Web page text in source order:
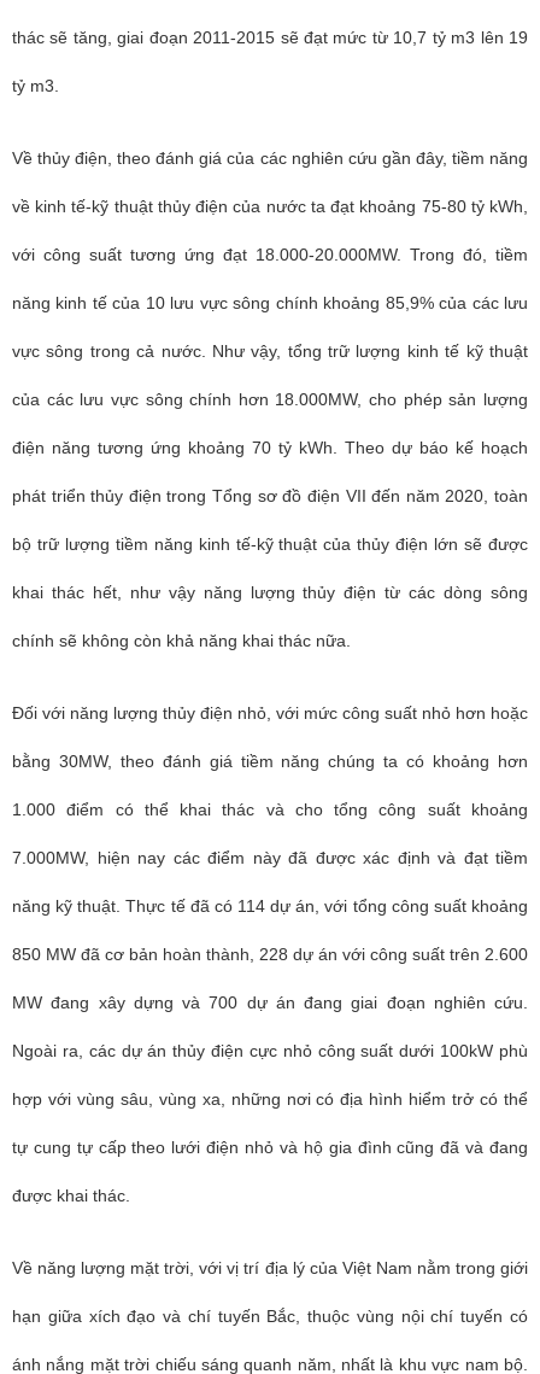
thác sẽ tăng, giai đoạn 2011-2015 sẽ đạt mức từ 10,7 tỷ m3 lên 19
tỷ m3.
Về thủy điện, theo đánh giá của các nghiên cứu gần đây, tiềm năng
về kinh tế-kỹ thuật thủy điện của nước ta đạt khoảng 75-80 tỷ kWh,
với công suất tương ứng đạt 18.000-20.000MW. Trong đó, tiềm
năng kinh tế của 10 lưu vực sông chính khoảng 85,9% của các lưu
vực sông trong cả nước. Như vậy, tổng trữ lượng kinh tế kỹ thuật
của các lưu vực sông chính hơn 18.000MW, cho phép sản lượng
điện năng tương ứng khoảng 70 tỷ kWh. Theo dự báo kế hoạch
phát triển thủy điện trong Tổng sơ đồ điện VII đến năm 2020, toàn
bộ trữ lượng tiềm năng kinh tế-kỹ thuật của thủy điện lớn sẽ được
khai thác hết, như vậy năng lượng thủy điện từ các dòng sông
chính sẽ không còn khả năng khai thác nữa.
Đối với năng lượng thủy điện nhỏ, với mức công suất nhỏ hơn hoặc
bằng 30MW, theo đánh giá tiềm năng chúng ta có khoảng hơn
1.000 điểm có thể khai thác và cho tổng công suất khoảng
7.000MW, hiện nay các điểm này đã được xác định và đạt tiềm
năng kỹ thuật. Thực tế đã có 114 dự án, với tổng công suất khoảng
850 MW đã cơ bản hoàn thành, 228 dự án với công suất trên 2.600
MW đang xây dựng và 700 dự án đang giai đoạn nghiên cứu.
Ngoài ra, các dự án thủy điện cực nhỏ công suất dưới 100kW phù
hợp với vùng sâu, vùng xa, những nơi có địa hình hiểm trở có thể
tự cung tự cấp theo lưới điện nhỏ và hộ gia đình cũng đã và đang
được khai thác.
Về năng lượng mặt trời, với vị trí địa lý của Việt Nam nằm trong giới
hạn giữa xích đạo và chí tuyến Bắc, thuộc vùng nội chí tuyến có
ánh nắng mặt trời chiếu sáng quanh năm, nhất là khu vực nam bộ.